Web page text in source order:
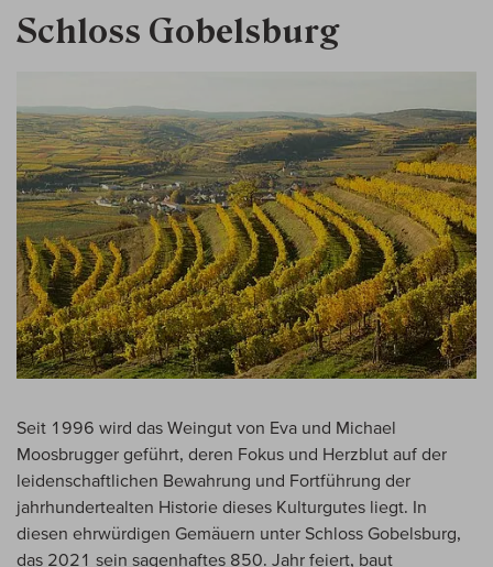
Schloss Gobelsburg
Seit 1996 wird das Weingut von Eva und Michael
Moosbrugger geführt, deren Fokus und Herzblut auf der
leidenschaftlichen Bewahrung und Fortführung der
jahrhundertealten Historie dieses Kulturgutes liegt. In
diesen ehrwürdigen Gemäuern unter Schloss Gobelsburg,
das 2021 sein sagenhaftes 850. Jahr feiert, baut